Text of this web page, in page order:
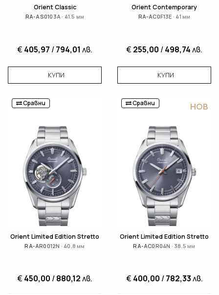
Orient Classic
RA-AS0103A · 41.5 мм
€ 405,97 /794,01 лв.
КУПИ
Orient Contemporary
RA-AC0F13E · 41 мм
€ 255,00 /498,74лв.
КУПИ
Сравни
Orient Limited Edition Stretto
RA-AR0012N · 40.8 мм
€ 450,00 /880,12лв.
Сравни НОВ
Orient Limited Edition Stretto
RA-AC0R04N · 38.5 мм
€ 400,00 /782,33лв.